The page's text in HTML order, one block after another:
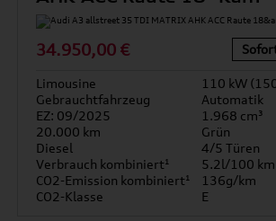
34.950,00 €
Limousine
110 kW
Gebrauchtfahrzeug
Automatik
EZ: 09/2025
1.968 cm³
20.000 km
Grün
Diesel
4/5 Türen
Verbrauch kombiniert¹
5.2l/100 km
CO2-Emission kombiniert¹
136g/km
CO2-Klasse
E